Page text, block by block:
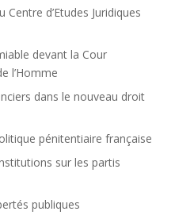
Centre d’Etudes Juridiques
devant la Cour
l’Homme
dans le nouveau droit
pénitentiaire française
sur les partis
publiques